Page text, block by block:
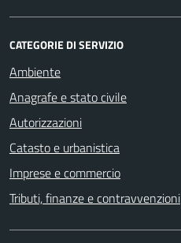
CATEGORIE DI SERVIZIO
Ambiente
Anagrafe e stato civile
Autorizzazioni
Catasto e urbanistica
Imprese e commercio
Tributi, finanze e contravvenzioni